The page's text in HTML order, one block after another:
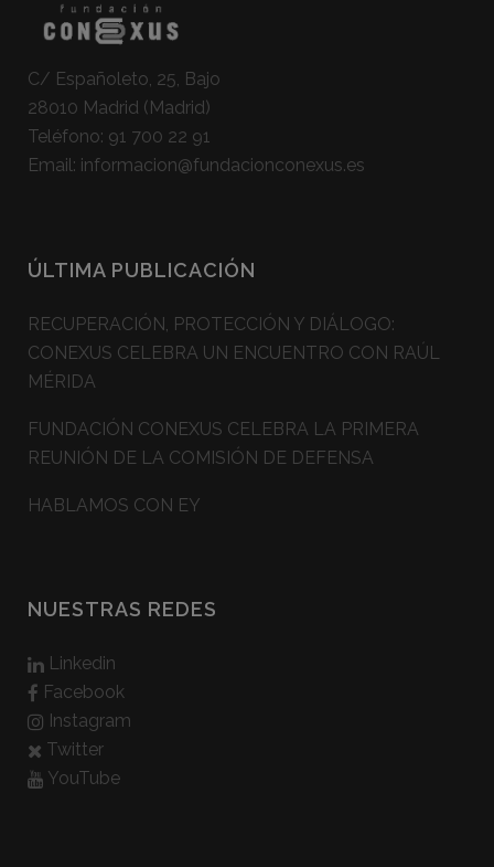
C/ Españoleto, 25, Bajo
28010 Madrid (Madrid)
Teléfono: 91 700 22 91
Email: informacion@fundacionconexus.es
ÚLTIMA PUBLICACIÓN
RECUPERACIÓN, PROTECCIÓN Y DIÁLOGO:
CONEXUS CELEBRA UN ENCUENTRO CON RAÚL
MÉRIDA
FUNDACIÓN CONEXUS CELEBRA LA PRIMERA
REUNIÓN DE LA COMISIÓN DE DEFENSA
HABLAMOS CON EY
NUESTRAS REDES
Linkedin
Facebook
Instagram
Twitter
YouTube